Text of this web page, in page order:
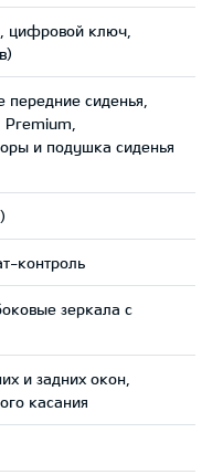
цифровой ключ,
передние сиденья,
Premium,
и подушка сиденья
контроль
зеркала с
и задних окон,
касания